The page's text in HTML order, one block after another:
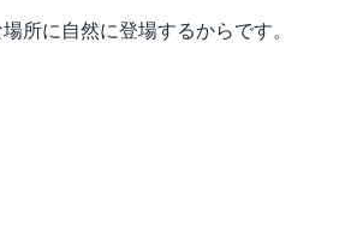
所に自然に登場するからです。